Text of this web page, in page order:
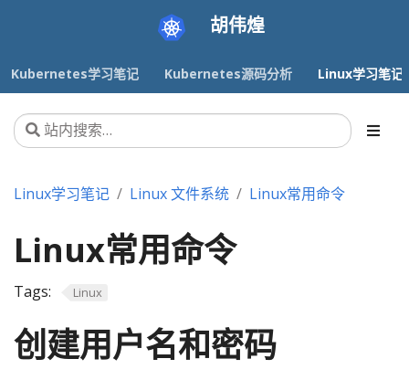
胡伟煌
Kubernetes学习笔记 Kubernetes源码分析 Linux学习笔记
Linux学习笔记 Linux 文件系统 Linux常用命令
Linux常用命令
Tags: Linux
创建用户名和密码